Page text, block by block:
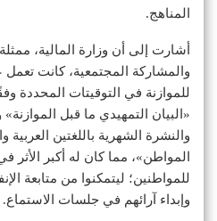
المناهج.
أشارت إلى أن وزارة المالية،
والمشاركة المجتمعية، كانت تعمل
للموازنة في التوقيتات المحددة
«البيان التمهيدي ما قبل
والنشرة الشهرية باللغتين العربية
المواطن»، مما كان له أكبر الأثر
للمواطنين؛ ليتمكنوا من متابعة
وإبداء آرائهم في جلسات الاستماع.